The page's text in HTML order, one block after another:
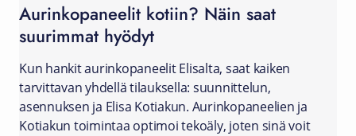
Aurinkopaneelit kotiin? Näin saat
suurimmat hyödyt
Kun hankit aurinkopaneelit Elisalta, saat kaiken
tarvittavan yhdellä tilauksella: suunnittelun,
asennuksen ja Elisa Kotiakun. Aurinkopaneelien ja
Kotiakun toimintaa optimoi tekoäly, joten sinä voit